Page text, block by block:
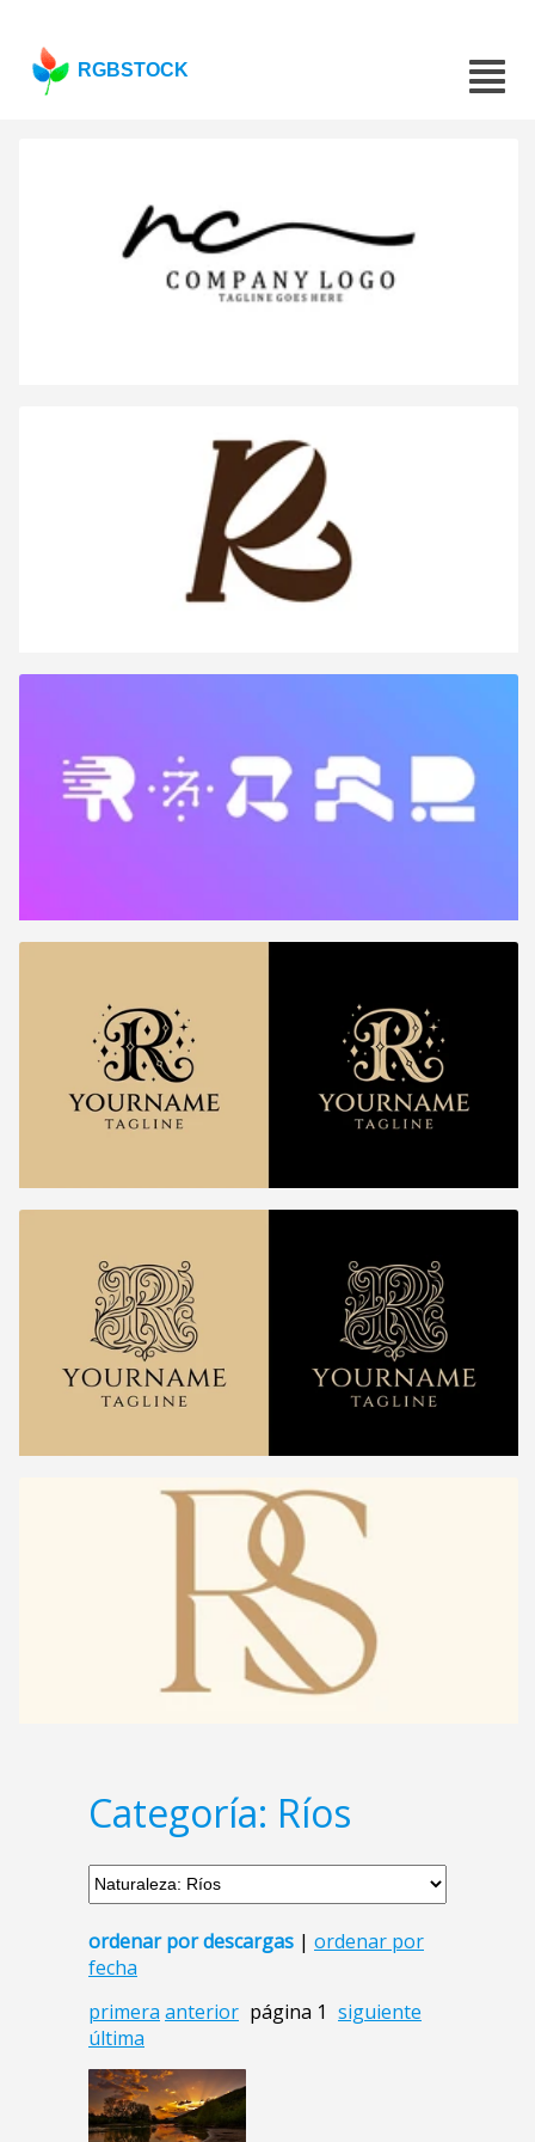
RGBSTOCK
Categoría: Ríos
ordenar por descargas | ordenar por
fecha
primera anterior página 1 siguiente
última